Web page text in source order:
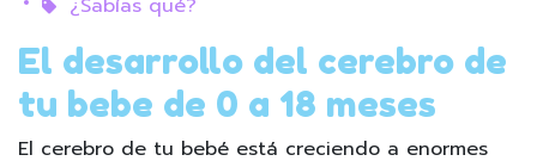
El desarrollo del cerebro de
tu bebe de 0 a 18 meses
El cerebro de tu bebé está creciendo a enormes